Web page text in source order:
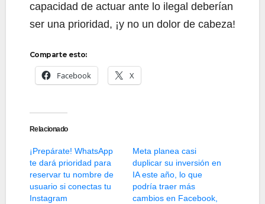
capacidad de actuar ante lo ilegal deberían
ser una prioridad, ¡y no un dolor de cabeza!
Comparte esto:
Facebook X
Relacionado
¡Prepárate! WhatsApp
te dará prioridad para
reservar tu nombre de
usuario si conectas tu
Instagram
Meta planea casi
duplicar su inversión en
IA este año, lo que
podría traer más
cambios en Facebook,